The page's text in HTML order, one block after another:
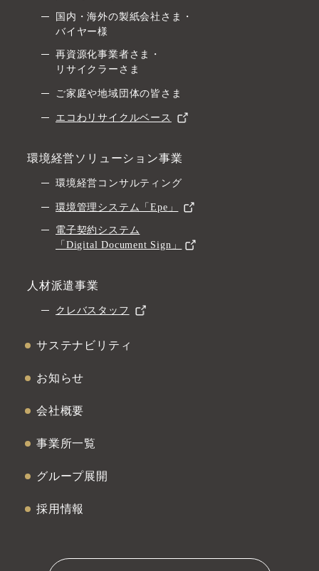
国内・海外の製紙会社さま・
バイヤー様
再資源化事業者さま・
リサイクラーさま
ご家庭や地域団体の皆さま
エコわリサイクルベース
環境経営ソリューション事業
環境経営コンサルティング
環境管理システム「Epe」
電子契約システム
「Digital Document Sign」
人材派遣事業
クレバスタッフ
サステナビリティ
お知らせ
会社概要
事業所一覧
グループ展開
採用情報